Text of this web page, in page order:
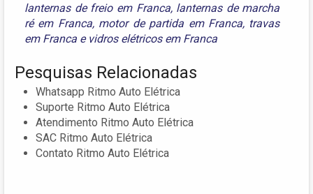
lanternas de freio em Franca, lanternas de marcha
ré em Franca, motor de partida em Franca, travas
em Franca e vidros elétricos em Franca
Pesquisas Relacionadas
Whatsapp Ritmo Auto Elétrica
Suporte Ritmo Auto Elétrica
Atendimento Ritmo Auto Elétrica
SAC Ritmo Auto Elétrica
Contato Ritmo Auto Elétrica